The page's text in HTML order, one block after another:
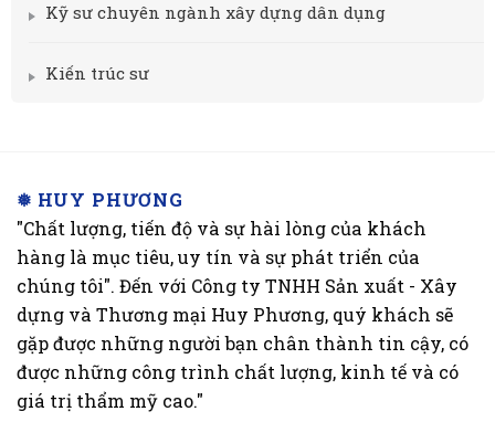
Kỹ sư chuyên ngành xây dựng dân dụng
Kiến trúc sư
❅ HUY PHƯƠNG
"Chất lượng, tiến độ và sự hài lòng của khách
hàng là mục tiêu, uy tín và sự phát triển của
chúng tôi". Đến với Công ty TNHH Sản xuất - Xây
dựng và Thương mại Huy Phương, quý khách sẽ
gặp được những người bạn chân thành tin cậy, có
được những công trình chất lượng, kinh tế và có
giá trị thẩm mỹ cao."